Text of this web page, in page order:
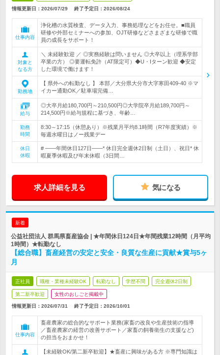
情報更新日：2026/07/29 終了予定日： 2026/08/24
仕事内容
浄化槽の水質検査、データ入力、事務処理などをお任せ。■職員
研修や外部セミナーへの参加、OJT研修などさまざまな研修で職
員の成長をサポート！
対象と
なる方
＼ 未経験歓迎 ／ ◎実務経験は問いません ◎大卒以上（理系学部
卒業の方） ◎要運転免許（AT限定可）◆U・Iターン歓迎 ◆安定
した環境で働けます！
勤務地
【 県外への転勤なし 】 本部／大分県大分市大字寒田409-40 ※マ
イカー通勤OK／駐車場完備…
給与
◎大卒月給180,700円～210,500円◎大学院卒月給189,700円～
214,500円※給与規程に基づき、年齢…
勤務
時間
8:30～17:15（休憩あり）※残業月平均8.1時間（R7年度実績）※
毎週水曜日はノー残業デー
休日
休暇
# ――年間休日127日――* 休日完全週休2日制（土日）、祝日* 休
暇夏季休暇及び年末休暇（3日間…
求人詳細を見る 気になる
新着
公益社団法人 群馬県畜産協会 | ★年間休日124日★年間残業12時間（月平均
1時間）★転勤なし
【総合職】畜産経営の安定と安全・良質な生産に貢献★賞与5ヶ
月
正社員 職種・業種未経験OK 転勤なし 学歴不問 完全週休2日制
第二新卒歓迎 女性のおしごと掲載中
情報更新日：2026/07/31 終了予定日： 2026/10/01
仕事内容
畜産農家の総合的なサポート業務(家畜の改良や生産技術の指導
／畜産農家の経営の改善サポート／家畜の飼養衛生の支援など)
の担当をおまかせ！
【未経験OK/第二新卒歓迎】★畜産に興味がある方 ※専門知識は